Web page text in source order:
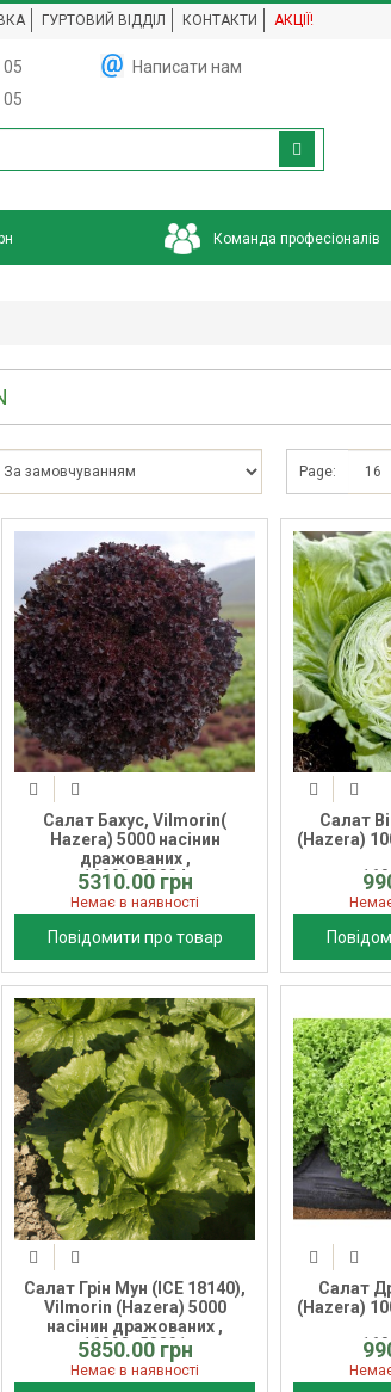
ГУРТОВИЙ ВІДДІЛ КОНТАКТИ АКЦІЇ!
05
05
Написати нам
Команда професіоналів
Page:
Салат Бахус, Vilmorin(
Hazera) 5000 насінин
дражованих ,
16090_53884
5310.00 грн
Немає в наявності
Повідомити про товар
Салат
(Hazera)
Салат Грін Мун (ICE 18140),
Vilmorin (Hazera) 5000
насінин дражованих ,
16093_53881
5850.00 грн
Немає в наявності
Салат
(Hazera)